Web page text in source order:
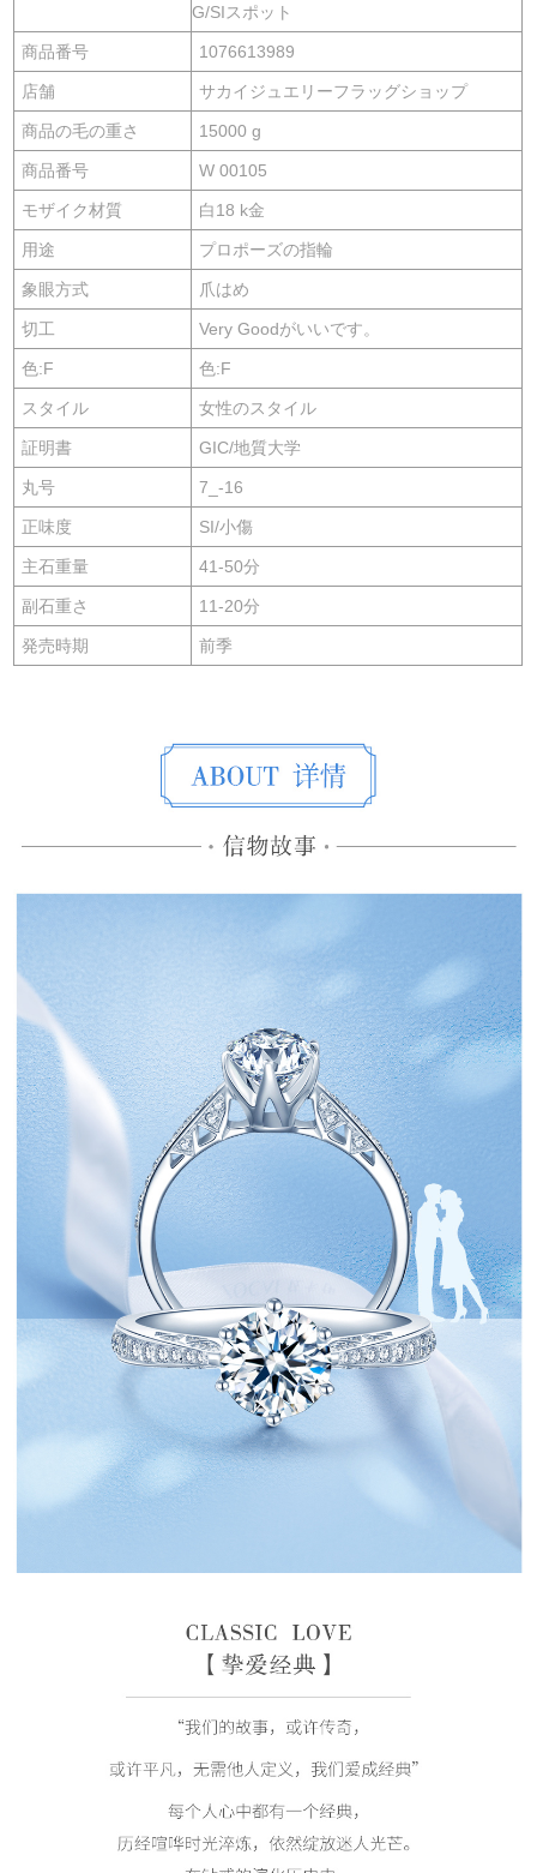
G/SIスポット
商品番号 1076613989
店舗 サカイジュエリーフラッグショップ
商品の毛の重さ 15000 g
商品番号 W 00105
モザイク材質 白18 k金
用途 プロポーズの指輪
象眼方式 爪はめ
切工 Very Goodがいいです。
色:F 色:F
スタイル 女性のスタイル
証明書 GIC/地質大学
丸号 7_-16
正味度 SI/小傷
主石重量 41-50分
副石重さ 11-20分
発売時期 前季